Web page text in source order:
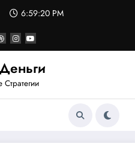
6:59:20 PM